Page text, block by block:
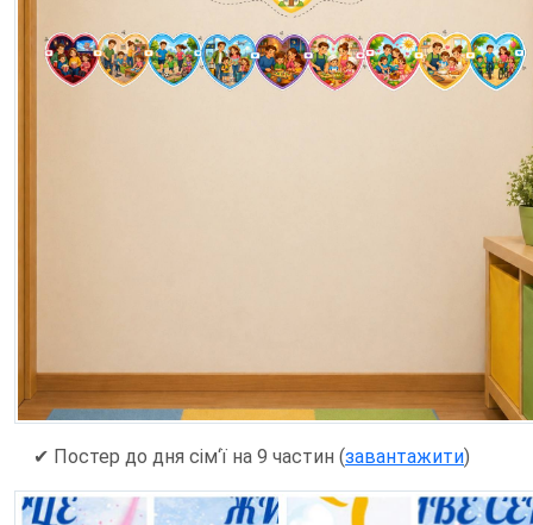
✔ Постер до дня сім‘ї на 9 частин (завантажити)